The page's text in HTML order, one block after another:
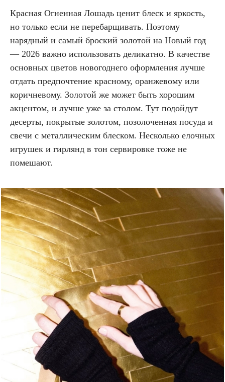
Красная Огненная Лошадь ценит блеск и яркость,
но только если не перебарщивать. Поэтому
нарядный и самый броский золотой на Новый год
— 2026 важно использовать деликатно. В качестве
основных цветов новогоднего оформления лучше
отдать предпочтение красному, оранжевому или
коричневому. Золотой же может быть хорошим
акцентом, и лучше уже за столом. Тут подойдут
десерты, покрытые золотом, позолоченная посуда и
свечи с металлическим блеском. Несколько елочных
игрушек и гирлянд в тон сервировке тоже не
помешают.